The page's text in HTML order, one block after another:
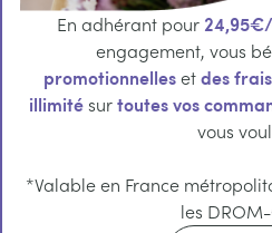
En adhérant pour
engagement, vous
promotionnelles et des
illimitésurtoutes vos
vous
*Valable en France
les